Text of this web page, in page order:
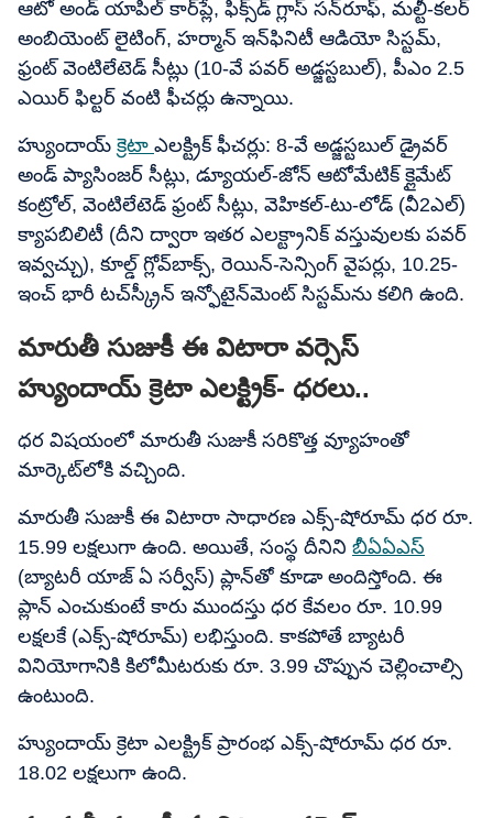
ఆటో అండ్ యాపిల్ కార్​ప్లే, ఫిక్స్‌డ్ గ్లాస్ సన్‌రూఫ్, మల్టీ-కలర్
అంబియెంట్ లైటింగ్, హర్మాన్ ఇన్‌ఫినిటీ ఆడియో సిస్టమ్,
ఫ్రంట్ వెంటిలేటెడ్ సీట్లు (10-వే పవర్ అడ్జస్టబుల్), పీఎం 2.5
ఎయిర్ ఫిల్టర్ వంటి ఫీచర్లు ఉన్నాయి.
హ్యుందాయ్ క్రెటా ఎలక్ట్రిక్ ఫీచర్లు: 8-వే అడ్జస్టబుల్ డ్రైవర్
అండ్ ప్యాసింజర్ సీట్లు, డ్యూయల్-జోన్ ఆటోమేటిక్ క్లైమేట్
కంట్రోల్, వెంటిలేటెడ్ ఫ్రంట్ సీట్లు, వెహికల్-టు-లోడ్ (వీ2ఎల్)
క్యాపబిలిటీ (దీని ద్వారా ఇతర ఎలక్ట్రానిక్ వస్తువులకు పవర్
ఇవ్వచ్చు), కూల్డ్ గ్లోవ్‌బాక్స్, రెయిన్-సెన్సింగ్ వైపర్లు, 10.25-
ఇంచ్ భారీ టచ్‌స్క్రీన్ ఇన్ఫోటైన్‌మెంట్ సిస్టమ్‌ను కలిగి ఉంది.
మారుతీ సుజుకీ ఈ విటారా వర్సెస్​
హ్యుందాయ్ క్రెటా ఎలక్ట్రిక్- ధరలు..
ధర విషయంలో మారుతీ సుజుకీ సరికొత్త వ్యూహంతో
మార్కెట్​లోకి వచ్చింది.
మారుతీ సుజుకీ ఈ విటారా సాధారణ ఎక్స్-షోరూమ్ ధర రూ.
15.99 లక్షలుగా ఉంది. అయితే, సంస్థ దీనిని బీఏఏఎస్
(బ్యాటరీ యాజ్​ ఏ సర్వీస్) ప్లాన్‌తో కూడా అందిస్తోంది. ఈ
ప్లాన్ ఎంచుకుంటే కారు ముందస్తు ధర కేవలం రూ. 10.99
లక్షలకే (ఎక్స్-షోరూమ్) లభిస్తుంది. కాకపోతే బ్యాటరీ
వినియోగానికి కిలోమీటరుకు రూ. 3.99 చొప్పున చెల్లించాల్సి
ఉంటుంది.
హ్యుందాయ్ క్రెటా ఎలక్ట్రిక్ ప్రారంభ ఎక్స్-షోరూమ్ ధర రూ.
18.02 లక్షలుగా ఉంది.